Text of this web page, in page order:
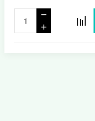
−
+